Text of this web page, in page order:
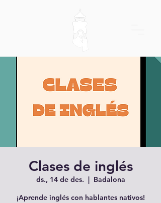
Clases de inglés
ds., 14 de des.
  |
Badalona
¡Aprende inglés con hablantes nativos!